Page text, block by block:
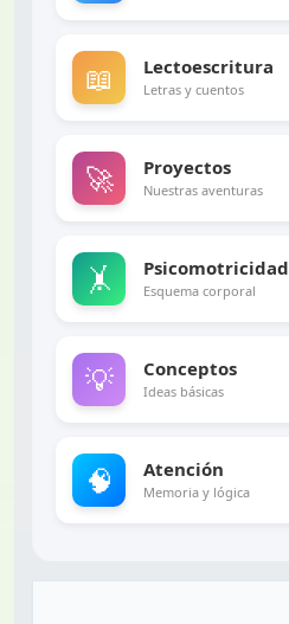
📖 Lectoescritura
Letras y cuentos
🚀 Proyectos
Nuestras aventuras
🤸 Psicomotricidad
Esquema corporal
💡 Conceptos
Ideas básicas
🧠 Atención
Memoria y lógica